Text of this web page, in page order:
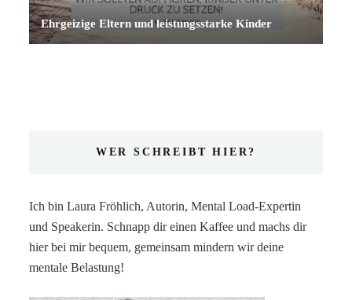
Ehrgeizige Eltern und leistungsstarke Kinder
WER SCHREIBT HIER?
Ich bin Laura Fröhlich, Autorin, Mental Load-Expertin
und Speakerin. Schnapp dir einen Kaffee und machs dir
hier bei mir bequem, gemeinsam mindern wir deine
mentale Belastung!